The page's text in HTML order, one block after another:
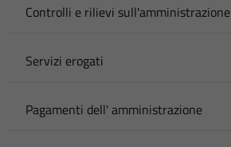
Controlli e rilievi sull'amministrazione
Servizi erogati
Pagamenti dell' amministrazione